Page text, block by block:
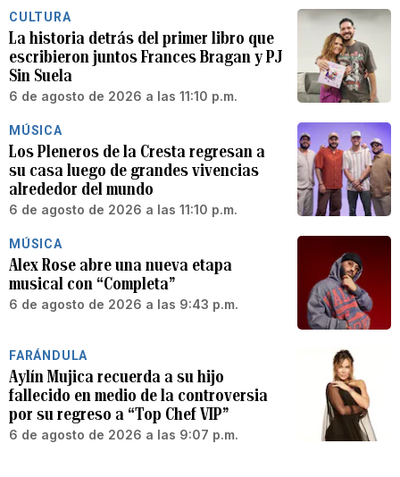
CULTURA
La historia detrás del primer libro que
escribieron juntos Frances Bragan y PJ
Sin Suela
6 de agosto de 2026 a las 11:10 p.m.
MÚSICA
Los Pleneros de la Cresta regresan a
su casa luego de grandes vivencias
alrededor del mundo
6 de agosto de 2026 a las 11:10 p.m.
MÚSICA
Alex Rose abre una nueva etapa
musical con “Completa”
6 de agosto de 2026 a las 9:43 p.m.
FARÁNDULA
Aylín Mujica recuerda a su hijo
fallecido en medio de la controversia
por su regreso a “Top Chef VIP”
6 de agosto de 2026 a las 9:07 p.m.